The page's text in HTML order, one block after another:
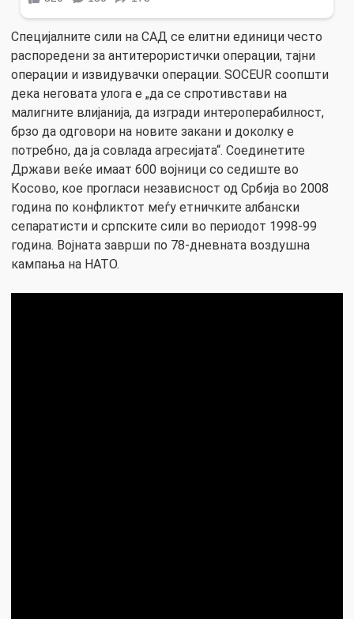
Специјалните сили на САД се елитни единици често
распоредени за антитерористички операции, тајни
операции и извидувачки операции. SOCEUR соопшти
дека неговата улога е „да се спротивстави на
малигните влијанија, да изгради интероперабилност,
брзо да одговори на новите закани и доколку е
потребно, да ја совлада агресијата“. Соединетите
Држави веќе имаат 600 војници со седиште во
Косово, кое прогласи независност од Србија во 2008
година по конфликтот меѓу етничките албански
сепаратисти и српските сили во периодот 1998-99
година. Војната заврши по 78-дневната воздушна
кампања на НАТО.